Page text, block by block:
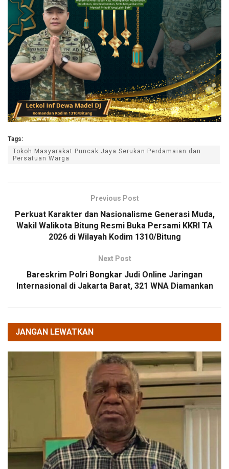
Tags:
Tokoh Masyarakat Puncak Jaya Serukan Perdamaian dan
Persatuan Warga
Previous Post
Perkuat Karakter dan Nasionalisme Generasi Muda,
Wakil Walikota Bitung Resmi Buka Persami KKRI TA
2026 di Wilayah Kodim 1310/Bitung
Next Post
Bareskrim Polri Bongkar Judi Online Jaringan
Internasional di Jakarta Barat, 321 WNA Diamankan
JANGAN LEWATKAN